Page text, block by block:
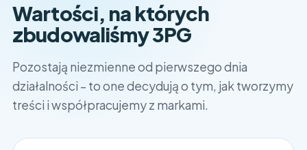
Wartości, na których
zbudowaliśmy 3PG
Pozostają niezmienne od pierwszego dnia
działalności – to one decydują o tym, jak tworzymy
treści i współpracujemy z markami.